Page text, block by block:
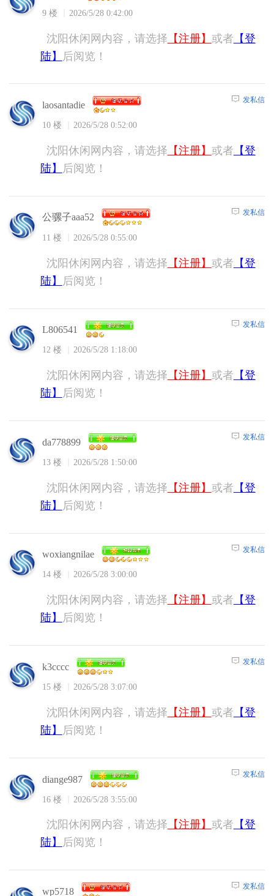
9 楼 2026/5/28 0:42:00
沈阳休闲网内容，请选择 【注册】 或者 【登
陆】
后阅览！
laosantadie
10 楼 2026/5/28 0:52:00
发私信
沈阳休闲网内容，请选择 【注册】 或者 【登
陆】
后阅览！
公骡子aaa52
11 楼 2026/5/28 0:55:00
发私信
沈阳休闲网内容，请选择 【注册】 或者 【登
陆】
后阅览！
L806541
12 楼 2026/5/28 1:18:00
发私信
沈阳休闲网内容，请选择 【注册】 或者 【登
陆】
后阅览！
da778899
13 楼 2026/5/28 1:50:00
发私信
沈阳休闲网内容，请选择 【注册】 或者 【登
陆】
后阅览！
woxiangnilae
14 楼 2026/5/28 3:00:00
发私信
沈阳休闲网内容，请选择 【注册】 或者 【登
陆】
后阅览！
k3cccc
15 楼 2026/5/28 3:07:00
发私信
沈阳休闲网内容，请选择 【注册】 或者 【登
陆】
后阅览！
diange987
16 楼 2026/5/28 3:55:00
发私信
沈阳休闲网内容，请选择 【注册】 或者 【登
陆】
后阅览！
wp5718 发私信